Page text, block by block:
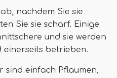
nachdem Sie sie
Sie sie scharf. Einige
und sie werden
betrieben.
sind einfach Pflaumen,